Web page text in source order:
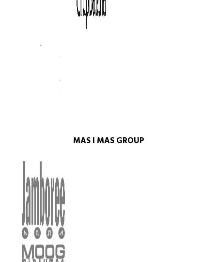
MAS I MAS GROUP​